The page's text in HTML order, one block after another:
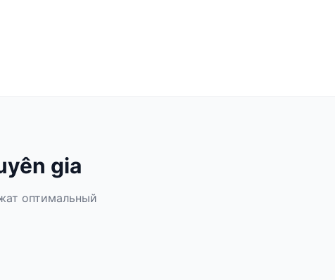
gia
оптимальный